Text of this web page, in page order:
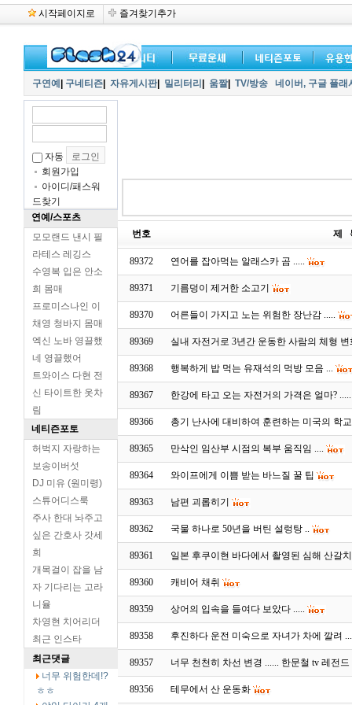
시작페이지로 즐겨찾기추가
구연예 구네티즌 자유게시판| 밀리터리 움짤| TV/방송 네이버, 구글 플
자동
회원가입
아이디/패스워
드찾기
연예/스포츠
모모랜드 낸시 필
라테스 레깅스
수영복 입은 안소
희 몸매
프로미스나인 이
채영 청바지 몸매
엑신 노바 영끌했
네 영끌했어
트와이스 다현 전
신 타이트한 옷차
림
네티즌포토
허벅지 자랑하는
보송이버섯
DJ 미유 (원미령)
스튜어디스룩
주사 한대 놔주고
싶은 간호사 갓세
희
개목걸이 잡을 남
자 기다리는 고라
니율
차영현 치어리더
최근 인스타
최근댓글
너무 위험한데!?
ㅎㅎ
번호 제
89372 연어를 잡아먹는 알래스카 곰 .....
89371 기름덩이 제거한 소고기
89370 어른들이 가지고 노는 위험한 장난감 .....
89369 실내 자전거로 3년간 운동한 사람의 체형 변
89368 행복하게 밥 먹는 유재석의 먹방 모음 ...
89367 한강에 타고 오는 자전거의 가격은 얼마? .....
89366 총기 난사에 대비하여 훈련하는 미국의 학교
89365 만삭인 임산부 시점의 복부 움직임 ....
89364 와이프에게 이쁨 받는 바느질 꿀 팁
89363 남편 괴롭히기
89362 국물 하나로 50년을 버틴 설렁탕 ..
89361 일본 후쿠이현 바다에서 촬영된 심해 산갈
89360 캐비어 채취
89359 상어의 입속을 들여다 보았다 .....
89358 후진하다 운전 미숙으로 자녀가 차에 깔려
89357 너무 천천히 차선 변경 ...... 한문철 tv 레전드
89356 테무에서 산 운동화